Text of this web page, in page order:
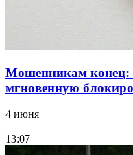
Мошенникам конец:
мгновенную
4 июня
13:07